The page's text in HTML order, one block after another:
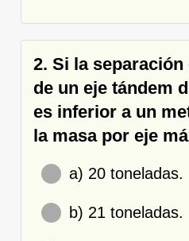
2. Si la
de un eje tándem
es inferior a un
la masa por eje
a) 20 toneladas.
b) 21 toneladas.